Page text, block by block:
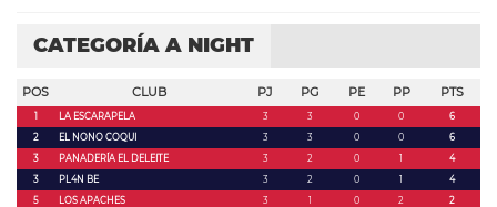
CATEGORÍA A NIGHT
POS CLUB PJ PG PE PP PTS
1 LA ESCARAPELA 3 3 0 0
6
2
EL NONO COQUI 3 3 0 0
6
3
PANADERÍA EL DELEITE 3 2 0 1
4
3
PL4N BE 3 2 0 1
4
5
LOS APACHES 3 1 0 2 2